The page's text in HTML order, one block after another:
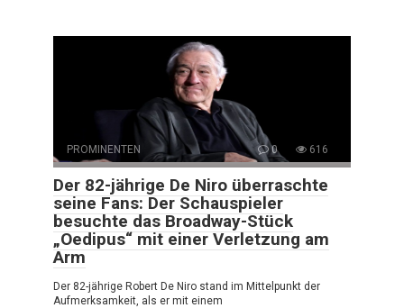
PROMINENTEN 0 616
Der 82-jährige De Niro überraschte
seine Fans: Der Schauspieler
besuchte das Broadway-Stück
„Oedipus“ mit einer Verletzung am
Arm
Der 82-jährige Robert De Niro stand im Mittelpunkt der
Aufmerksamkeit, als er mit einem